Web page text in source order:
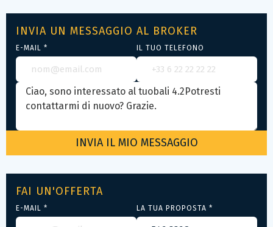
INVIA UN MESSAGGIO AL BROKER
E-MAIL * IL TUO TELEFONO
FAI UN'OFFERTA
E-MAIL * LA TUA PROPOSTA *